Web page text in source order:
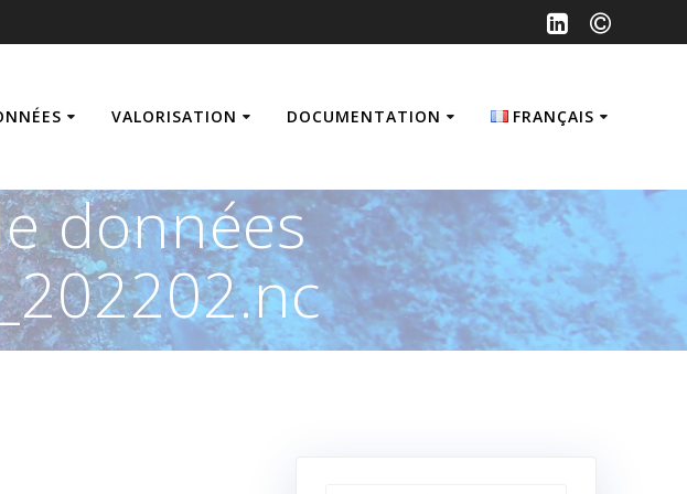
VALORISATION DOCUMENTATION FRANÇAIS
English
données